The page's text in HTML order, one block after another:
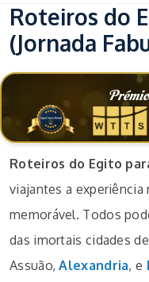
Roteiros do
(Jornada
Roteiros do Egito
viajantes a experiência
memorável. Todos
das imortais cidades
Assuão,Alexandria, e